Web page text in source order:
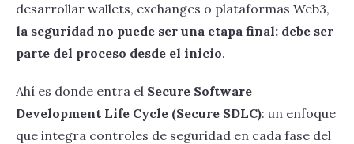
desarrollar wallets, exchanges o plataformas Web3,
la seguridad no puede ser una etapa final: debe ser
parte del proceso desde el inicio.
Ahí es donde entra el Secure Software
Development Life Cycle (Secure SDLC): un enfoque
que integra controles de seguridad en cada fase del